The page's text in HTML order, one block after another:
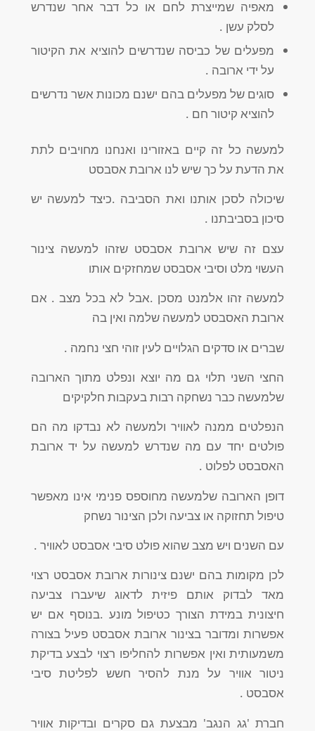
מאפיה שמייצרת לחם או כל דבר אחר שנדרש
לסלק עשן .
מפעלים של כביסה שנדרשים להוציא את הקיטור
על ידי ארובה .
סוגים של מפעלים בהם ישנם מכונות אשר נדרשים
להוציא קיטור חם .
למעשה כל זה קיים באזורינו ואנחנו מחויבים לתת
את הדעת על כך שיש לנו ארובת אסבסט
שיכולה לסכן אותנו ואת הסביבה .כיצד למעשה יש
סיכון בסביבתנו .
עצם זה שיש ארובת אסבסט שזהו למעשה צינור
העשוי מלט וסיבי אסבסט שמחזקים אותו
למעשה זהו אלמנט מסכן .אבל לא בכל מצב . אם
ארובת האסבסט למעשה שלמה ואין בה
שברים או סדקים הגלויים לעין זוהי חצי נחמה .
החצי השני תלוי גם מה יוצא ונפלט מתוך הארובה
שלמעשה כבר נשחקה רבות בעקבות חלקיקים
הנפלטים ממנה לאוויר ולמעשה לא נבדקו מה הם
פולטים יחד עם מה שנדרש למעשה על יד ארובת
האסבסט לפלוט .
דופן הארובה שלמעשה מחוספס פנימי אינו מאפשר
טיפול תחזוקה או צביעה ולכן הצינור נשחק
עם השנים ויש מצב שהוא פולט סיבי אסבסט לאוויר .
לכן מקומות בהם ישנם צינורות ארובת אסבסט רצוי
מאד לבדוק אותם פיזית לדאוג שיעברו צביעה
חיצונית במידת הצורך כטיפול מונע .בנוסף אם יש
אפשרות ומדובר בצינור ארובת אסבסט פעיל בצורה
משמעותית ואין אפשרות להחליפו רצוי לבצע בדיקת
ניטור אוויר על מנת להסיר חשש לפליטת סיבי
אסבסט .
חברת 'גג הנגב' מבצעת גם סקרים ובדיקות אוויר